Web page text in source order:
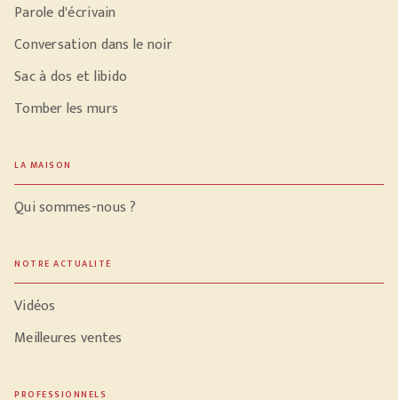
Parole d'écrivain
Conversation dans le noir
Sac à dos et libido
Tomber les murs
LA MAISON
Qui sommes-nous ?
NOTRE ACTUALITÉ
Vidéos
Meilleures ventes
PROFESSIONNELS